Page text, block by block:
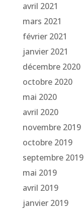
avril 2021
mars 2021
février 2021
janvier 2021
décembre 2020
octobre 2020
mai 2020
avril 2020
novembre 2019
octobre 2019
septembre 2019
mai 2019
avril 2019
janvier 2019